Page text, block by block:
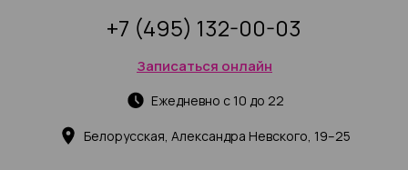
Белорусская, Александра Невского, 19–25
Ежедневно с 10 до 22
Записаться онлайн
+7 (495) 132-00-03